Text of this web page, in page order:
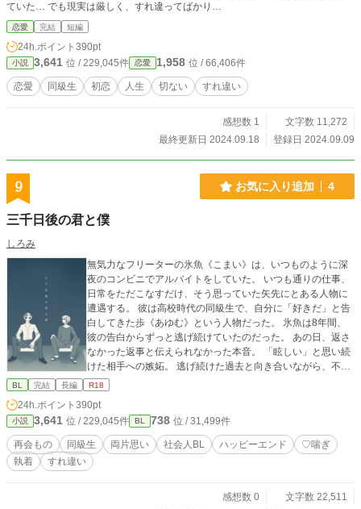
ていた… でも現実は厳しく、すれ違ってばかり…
恋愛 完結 短編
24h.ポイント 390pt
小説 3,641 位 / 229,045件 恋愛 1,958 位 / 66,406件
恋愛 同級生 初恋 人生 切ない すれ違い
感想数 1
文字数 11,272
最終更新日 2024.09.18
登録日 2024.09.09
9 お気に入り追加 4
三千日後の君と僕
しろみ
無気力なフリーターの氷魚《こまい》は、いつものように深
夜のコンビニでアルバイトをしていた。 いつも通りの仕事、
日常をただこなすだけ、そう思っていた矢先にとある人物に
遭遇する。 彼は高校時代の同級生で、自分に「好きだ」と告
白してきた歩《あゆむ》という人物だった。 氷魚は8年間、
彼の告白からずっと逃げ続けていたのだった。 あの日、返さ
なかった返事と伝えられなかった本音。 「眩しい」と思い続
けた相手への嫉妬。 逃げ続けた過去と向き合いながら、不器
用な2人が、互いの感情に向き合いながら距離を縮めていく物
品に入っている要素はタグからご確認ください。
BL 完結 長編 R18
24h.ポイント 390pt
小説 3,641 位 / 229,045件 BL 738 位 / 31,499件
再会もの 同級生 両片思い 社会人BL ハッピーエンド
♡喘ぎ
執着
すれ違い
感想数 0
文字数 22,511